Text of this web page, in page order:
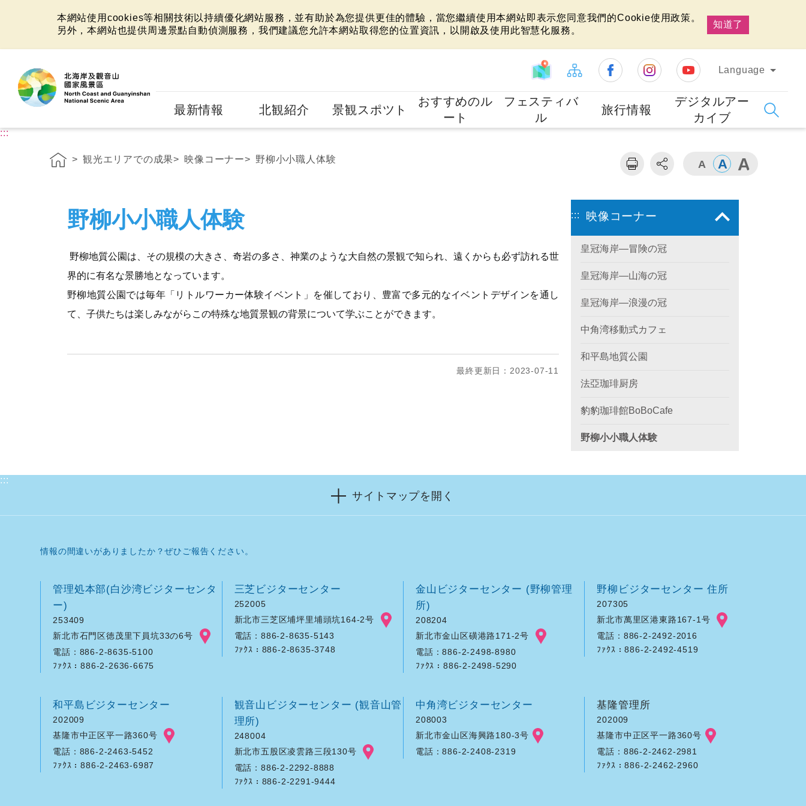
本網站使用cookies等相關技術以持續優化網站服務，並有助於為您提供更佳的體驗，當您繼續使用本網站即表示您同意我們的Cookie使用政策。
另外，本網站也提供周邊景點自動偵測服務，我們建議您允許本網站取得您的位置資訊，以開啟及使用此智慧化服務。
知道了
Language
最新情報 北観紹介 景観スポツト
おすすめのル
ート
フェスティバ
ル
旅行情報
デジタルアー
カイブ
:::
観光エリアでの成果 映像コーナー 野柳小小職人体験
野柳小小職人体験
野柳地質公園は、その規模の大きさ、奇岩の多さ、神業のような大自然の景観で知られ、遠くからも必ず訪れる世
界的に有名な景勝地となっています。
野柳地質公園では毎年「リトルワーカー体験イベント」を催しており、豊富で多元的なイベントデザインを通し
て、子供たちは楽しみながらこの特殊な地質景観の背景について学ぶことができます。
最終更新日：2023-07-11
::: 映像コーナー
皇冠海岸—冒険の冠
皇冠海岸—山海の冠
皇冠海岸—浪漫の冠
中角湾移動式カフェ
和平島地質公園
法亞珈琲厨房
豹豹珈琲館BoBoCafe
野柳小小職人体験
:::
サイトマップを開く
情報の間違いがありましたか？ぜひご報告ください。
管理処本部(白沙湾ビジターセンタ
ー)
253409
新北市石門区徳茂里下員坑33の6号
電話：886-2-8635-5100
ﾌｧｸｽ：886-2-2636-6675
三芝ビジターセンター
252005
新北市三芝区埔坪里埔頭坑164-2号
電話：886-2-8635-5143
ﾌｧｸｽ：886-2-8635-3748
金山ビジターセンター (野柳管理
所)
208204
新北市金山区磺港路171-2号
電話：886-2-2498-8980
ﾌｧｸｽ：886-2-2498-5290
野柳ビジターセンター 住所
207305
新北市萬里区港東路167-1号
電話：886-2-2492-2016
ﾌｧｸｽ：886-2-2492-4519
和平島ビジターセンター
202009
基隆市中正区平一路360号
電話：886-2-2463-5452
ﾌｧｸｽ：886-2-2463-6987
観音山ビジターセンター (観音山管
理所)
248004
新北市五股区凌雲路三段130号
電話：886-2-2292-8888
ﾌｧｸｽ：886-2-2291-9444
中角湾ビジターセンター
208003
新北市金山区海興路180-3号
電話：886-2-2408-2319
基隆管理所
202009
基隆市中正区平一路360号
電話：886-2-2462-2981
ﾌｧｸｽ：886-2-2462-2960